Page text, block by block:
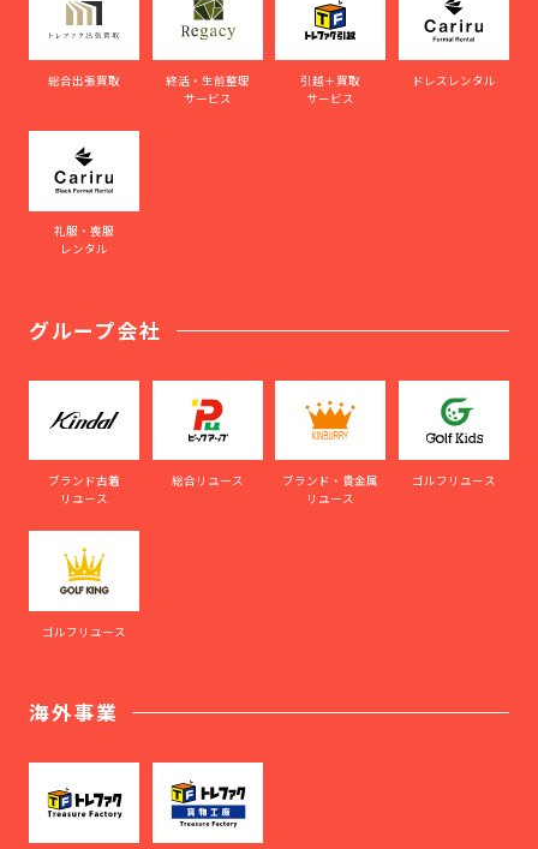
総合出張買取
終活・生前整理
サービス
引越＋買取
サービス
ドレスレンタル
礼服・喪服
レンタル
グループ会社
ブランド古着
リユース
総合リユース
ブランド・貴金属
リユース
ゴルフリユース
ゴルフリユース
海外事業